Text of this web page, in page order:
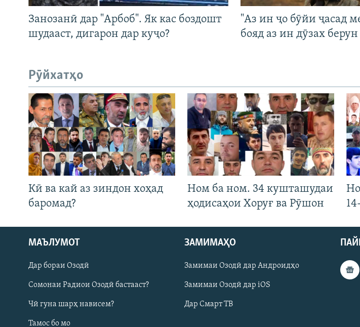
Русский
ПАЙГИРӢ КУНЕД
Занозанӣ дар "Арбоб". Як кас боздошт
шудааст, дигарон дар куҷо?
"Аз ин ҷо бӯйи ҷасад
бояд аз ин дӯзах
Рӯйхатҳо
Кӣ ва кай аз зиндон хоҳад
баромад?
Ном ба ном. 34 кушташудаи
ҳодисаҳои Хоруғ ва Рӯшон
МАЪЛУМОТ
Дар бораи Озодӣ
Сомонаи Радиои Озодӣ бастааст?
Чӣ гуна шарҳ нависем?
Тамос бо мо
ЗАМИМАҲО
Замимаи Озодӣ дар Андроидҳо
Замимаи Озодӣ дар iOS
Дар Смарт ТВ